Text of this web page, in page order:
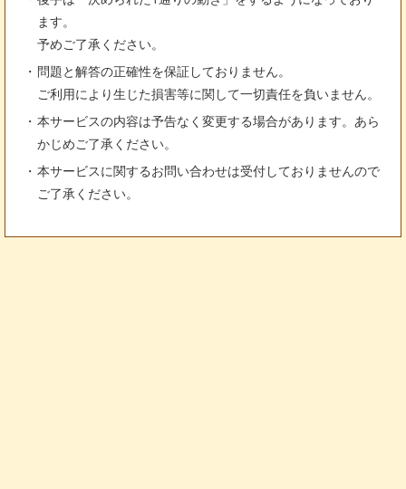
ます。
予めご了承ください。
問題と解答の正確性を保証しておりません。
ご利用により生じた損害等に関して一切責任を負いません。
本サービスの内容は予告なく変更する場合があります。あら
かじめご了承ください。
本サービスに関するお問い合わせは受付しておりませんので
ご了承ください。